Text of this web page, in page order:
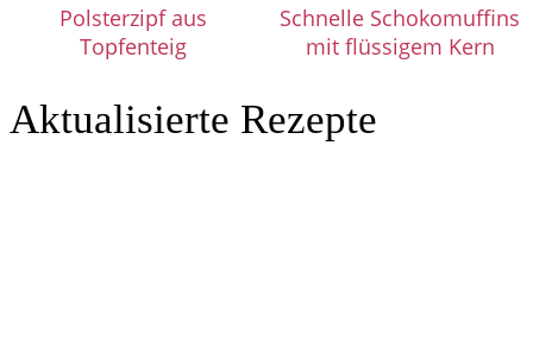
Polsterzipf aus
Topfenteig
Schnelle Schokomuffins
mit flüssigem Kern
Aktualisierte Rezepte